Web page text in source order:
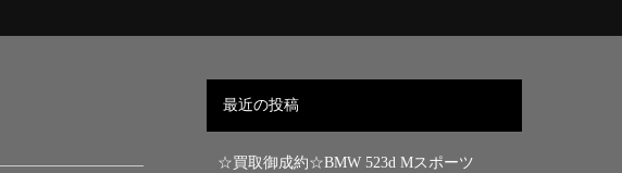
最近の投稿
☆買取御成約☆BMW 523d Mスポーツ